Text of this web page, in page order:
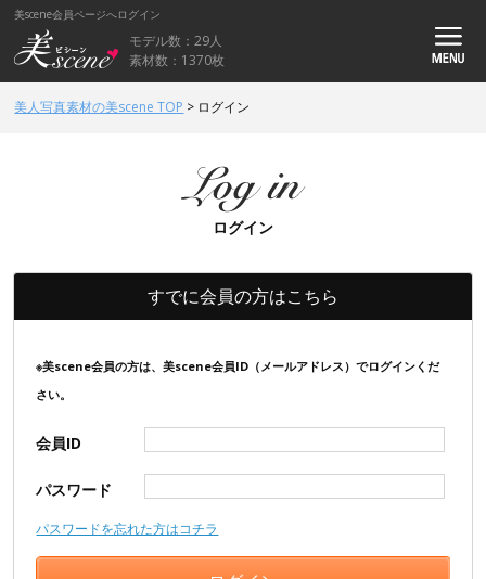
美scene会員ページへログイン
モデル数：29人
素材数：1370枚
美人写真素材の美scene TOP > ログイン
ログイン
すでに会員の方はこちら
※美scene会員の方は、美scene会員ID（メールアドレス）でログインくだ
さい。
会員ID
パスワード
パスワードを忘れた方はコチラ